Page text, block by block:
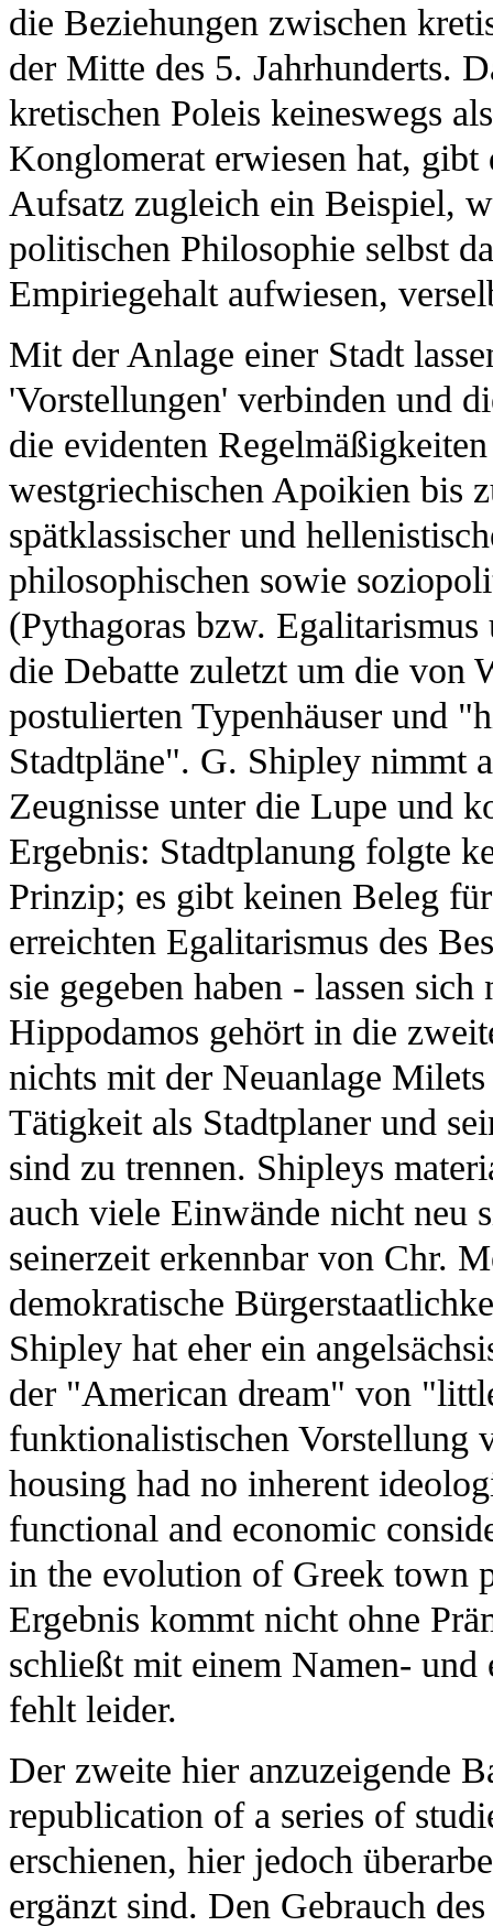
die Beziehungen zwischen
der Mitte des 5. Jahrhunderts.
kretischen Poleis keineswegs
Konglomerat erwiesen hat,
Aufsatz zugleich ein Beispiel,
politischen Philosophie selbst
Empiriegehalt aufwiesen,
Mit der Anlage einer Stadt
'Vorstellungen' verbinden und
die evidenten
westgriechischen Apoikien bis
spätklassischer und
philosophischen sowie
(Pythagoras bzw.
die Debatte zuletzt um die von
postulierten Typenhäuser und
Stadtpläne". G. Shipley nimmt
Zeugnisse unter die Lupe und
Ergebnis: Stadtplanung folgte
Prinzip; es gibt keinen Beleg
erreichten Egalitarismus des
sie gegeben haben - lassen
Hippodamos gehört in die
nichts mit der Neuanlage
Tätigkeit als Stadtplaner und
sind zu trennen. Shipleys
auch viele Einwände nicht neu
seinerzeit erkennbar von Chr.
demokratische
Shipley hat eher ein
der "American dream" von
funktionalistischen Vorstellung
housing had no inherent
functional and economic
in the evolution of Greek town
Ergebnis kommt nicht ohne
schließt mit einem Namen-
fehlt leider.
Der zweite hier anzuzeigende
republication of a series of
erschienen, hier jedoch
ergänzt sind. Den Gebrauch